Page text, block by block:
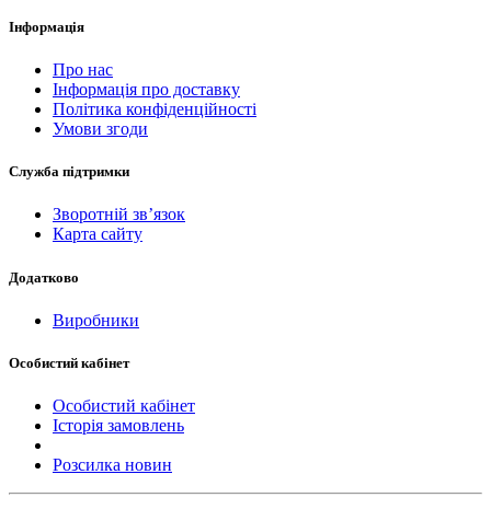
Інформація
Про нас
Інформація про доставку
Політика конфіденційності
Умови згоди
Служба підтримки
Зворотній зв’язок
Карта сайту
Додатково
Виробники
Особистий кабінет
Особистий кабінет
Історія замовлень
Розсилка новин